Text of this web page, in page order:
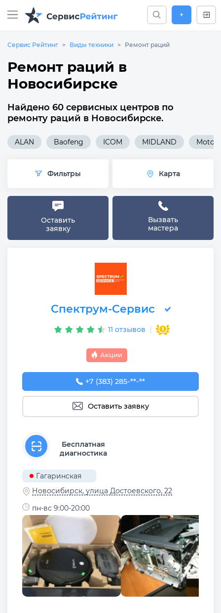
+
Сервис Рейтинг Виды техники Ремонт раций
Ремонт раций в
Новосибирске
Найдено 60 сервисных центров по
ремонту раций в Новосибирске.
ALAN Baofeng ICOM MIDLAND
Фильтры Карта
Оставить
заявку
Вызвать
мастера
Спектрум-Сервис
11 отзывов
Акции
+7 (383) 285-96-21
+7 (383) 285-**-**
Оставить заявку
Бесплатная
диагностика
Гагаринская
Новосибирск, улица Достоевского, 22
пн-вс 9:00-20:00